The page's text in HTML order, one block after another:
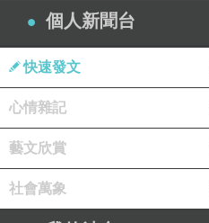
個人新聞台
快速發文
心情雜記
藝文欣賞
社會萬象